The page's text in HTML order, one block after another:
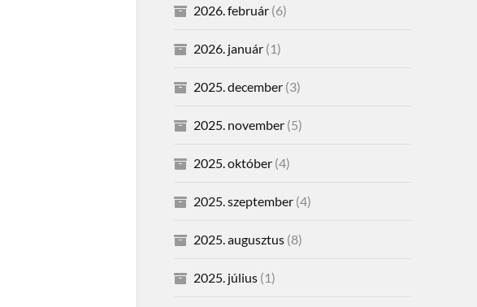
2026. február(6)
2026. január(1)
2025. december(3)
2025. november(5)
2025. október(4)
2025. szeptember(4)
2025. augusztus(8)
2025. július(1)